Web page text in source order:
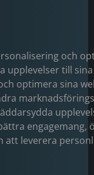
och
upplevelser till
optimera sina
engagemang,
att leverera